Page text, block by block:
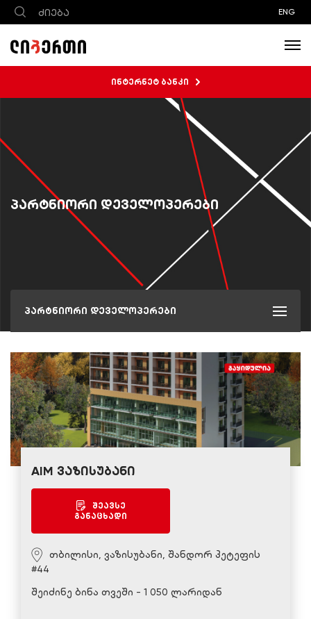
ENG
ინტერნეტ ბანკი
პარტნიორი დეველოპერები
პარტნიორი დეველოპერები
AIM ვაზისუბანი
შეავსე
განაცხადი
თბილისი, ვაზისუბანი, შანდორ პეტეფის
#44
შეიძინე ბინა თვეში - 1 050 ლარიდან